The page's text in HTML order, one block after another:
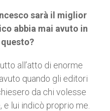
sarà il miglior
abbia mai avuto in
all’atto di enorme
quando gli editori
da chi volesse
lui indicò proprio me.